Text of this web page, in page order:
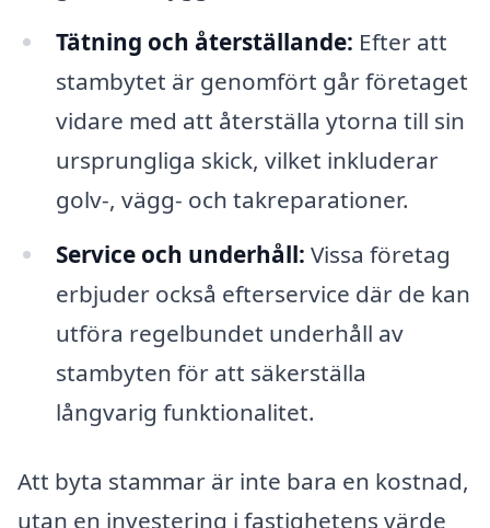
Tätning och återställande: Efter att
stambytet är genomfört går företaget
vidare med att återställa ytorna till sin
ursprungliga skick, vilket inkluderar
golv-, vägg- och takreparationer.
Service och underhåll: Vissa företag
erbjuder också efterservice där de kan
utföra regelbundet underhåll av
stambyten för att säkerställa
långvarig funktionalitet.
Att byta stammar är inte bara en kostnad,
utan en investering i fastighetens värde